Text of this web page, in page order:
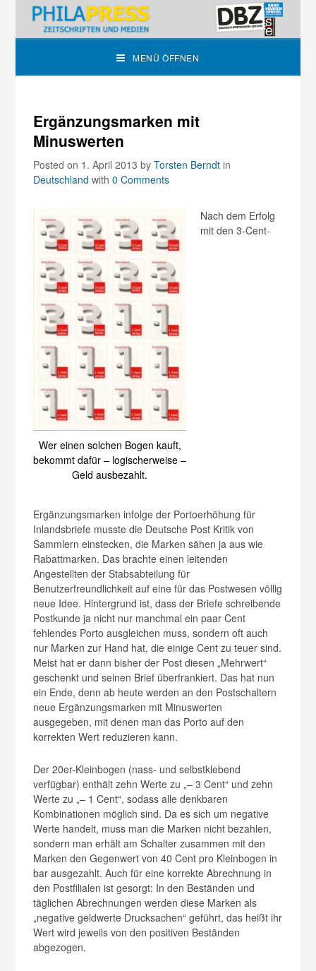
MENÜ ÖFFNEN
Ergänzungsmarken mit
Minuswerten
Posted on 1. April 2013byTorsten Berndt in
Deutschland with0 Comments
Wer einen solchen Bogen kauft,
bekommt dafür – logischerweise –
Geld ausbezahlt.
Nach dem Erfolg
mit den 3-Cent-
Ergänzungsmarken infolge der Portoerhöhung für
Inlandsbriefe musste die Deutsche Post Kritik von
Sammlern einstecken, die Marken sähen ja aus wie
Rabattmarken. Das brachte einen leitenden
Angestellten der Stabsabteilung für
Benutzerfreundlichkeit auf eine für das Postwesen völlig
neue Idee. Hintergrund ist, dass der Briefe schreibende
Postkunde ja nicht nur manchmal ein paar Cent
fehlendes Porto ausgleichen muss, sondern oft auch
nur Marken zur Hand hat, die einige Cent zu teuer sind.
Meist hat er dann bisher der Post diesen „Mehrwert“
geschenkt und seinen Brief überfrankiert. Das hat nun
ein Ende, denn ab heute werden an den Postschaltern
neue Ergänzungsmarken mit Minuswerten
ausgegeben, mit denen man das Porto auf den
korrekten Wert reduzieren kann.
Der 20er-Kleinbogen (nass- und selbstklebend
verfügbar) enthält zehn Werte zu „– 3 Cent“ und zehn
Werte zu „– 1 Cent“, sodass alle denkbaren
Kombinationen möglich sind. Da es sich um negative
Werte handelt, muss man die Marken nicht bezahlen,
sondern man erhält am Schalter zusammen mit den
Marken den Gegenwert von 40 Cent pro Kleinbogen in
bar ausgezahlt. Auch für eine korrekte Abrechnung in
den Postfilialen ist gesorgt: In den Beständen und
täglichen Abrechnungen werden diese Marken als
„negative geldwerte Drucksachen“ geführt, das heißt ihr
Wert wird jeweils von den positiven Beständen
abgezogen.